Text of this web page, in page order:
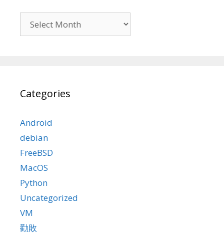
Categories
Android
debian
FreeBSD
MacOS
Python
Uncategorized
VM
勸敗